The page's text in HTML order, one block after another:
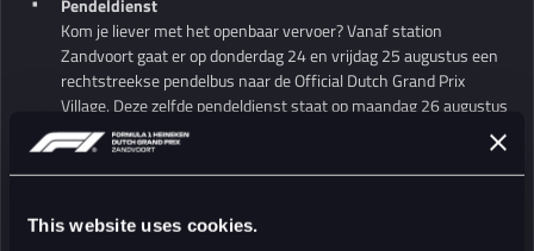
This website uses cookies.
Pendeldienst
Kom je liever met het openbaar vervoer? Vanaf station
Zandvoort gaat er op donderdag 24 en vrijdag 25 augustus een
rechtstreekse pendelbus naar de Official Dutch Grand Prix
Village. Deze zelfde pendeldienst staat op maandag 26 augustus
weer voor je klaar om je terug te brengen naar het station met
je bagage.
Side events en Horecaplein
activiteiten georganiseerd worden. Houd de komende maanden